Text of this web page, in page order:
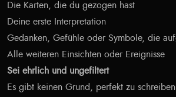
Die Karten, die du gezogen hast
Deine erste Interpretation
Gedanken, Gefühle oder Symbole, die
Alle weiteren Einsichten oder Ereignisse
Sei ehrlich und ungefiltert
Es gibt keinen Grund, perfekt zu